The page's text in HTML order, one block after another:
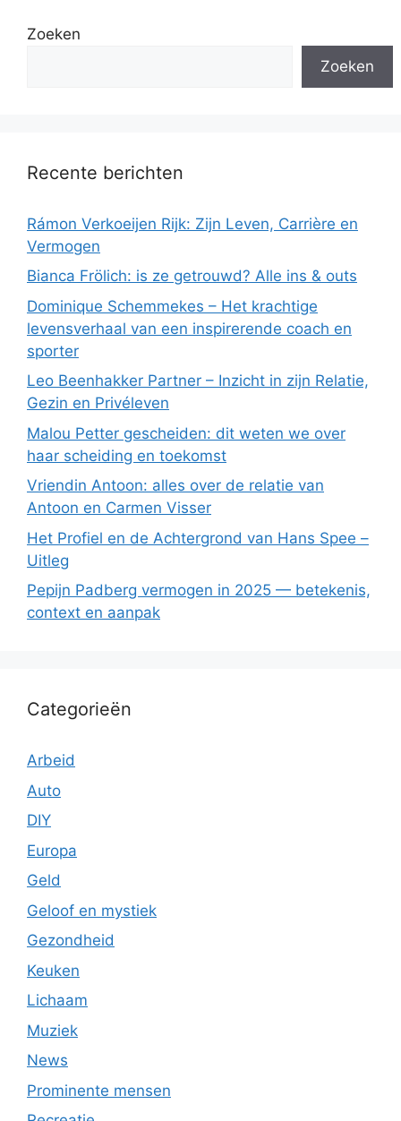
Zoeken
Zoeken
Recente berichten
Rámon Verkoeijen Rijk: Zijn Leven, Carrière en
Vermogen
Bianca Frölich: is ze getrouwd? Alle ins & outs
Dominique Schemmekes – Het krachtige
levensverhaal van een inspirerende coach en
sporter
Leo Beenhakker Partner – Inzicht in zijn Relatie,
Gezin en Privéleven
Malou Petter gescheiden: dit weten we over
haar scheiding en toekomst
Vriendin Antoon: alles over de relatie van
Antoon en Carmen Visser
Het Profiel en de Achtergrond van Hans Spee –
Uitleg
Pepijn Padberg vermogen in 2025 — betekenis,
context en aanpak
Categorieën
Arbeid
Auto
DIY
Europa
Geld
Geloof en mystiek
Gezondheid
Keuken
Lichaam
Muziek
News
Prominente mensen